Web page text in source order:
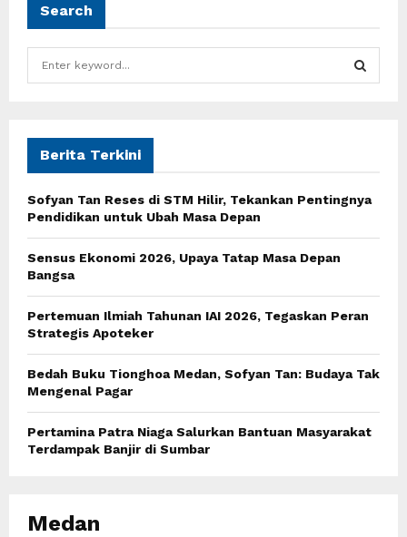
Search
f
r
R
Berita Terkini
Sofyan Tan Reses di STM Hilir, Tekankan Pentingnya
Pendidikan untuk Ubah Masa Depan
Sensus Ekonomi 2026, Upaya Tatap Masa Depan
Bangsa
Pertemuan Ilmiah Tahunan IAI 2026, Tegaskan Peran
Strategis Apoteker
Bedah Buku Tionghoa Medan, Sofyan Tan: Budaya Tak
Mengenal Pagar
Pertamina Patra Niaga Salurkan Bantuan Masyarakat
Terdampak Banjir di Sumbar
Medan